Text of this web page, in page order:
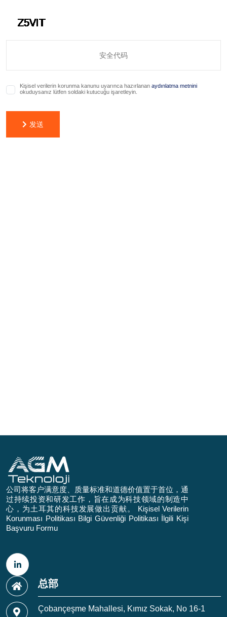
Kişisel verilerin korunma kanunu uyarınca hazırlanan aydınlatma metnini
okuduysanız lütfen soldaki kutucuğu işaretleyin.
发送
公司将客户满意度、质量标准和道德价值置于首位，通
过持续投资和研发工作，旨在成为科技领域的制造中
心，为土耳其的科技发展做出贡献。
Kişisel Verilerin
Korunması Politikası Bilgi Güvenliği Politikası İlgili Kişi
Başvuru Formu
总部
Çobançeşme Mahallesi, Kımız Sokak, No 16-1